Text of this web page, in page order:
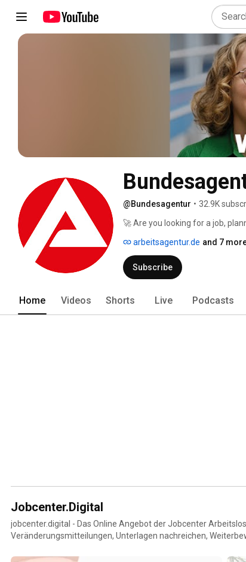
@Bundesagentur • 32.9K
🚀 Are you looking for a job,
arbeitsagentur.de and 7
Subscribe
Home Videos Shorts Live Podcasts
Jobcenter.Digital
jobcenter.digital - Das Online Angebot der Jobcenter
Veränderungsmitteilungen, Unterlagen nachreichen,